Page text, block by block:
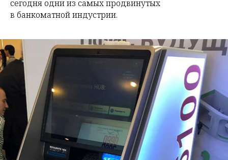
сегодня одни из самых продвинутых
в банкоматной индустрии.